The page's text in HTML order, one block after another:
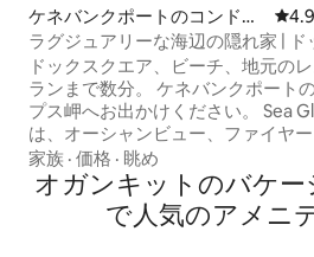
ケネバンクポートのコンドミ
ニアム
レ
ラグジュアリーな海辺の隠れ家 | ド
クエアから数分
ドックスクエア、ビーチ、地元のレ
ランまで数分。 ケネバンクポートのポー
プス岬へお出かけください。 Sea Glass
は、オーシャンビュー、ファイヤ
ト、デザイナーインテリア、季節限
ール、ロケーションを備えた豪華な
ドルームのコンドミニアムです。 ファイ
ヤーピットでリラックスしたり、お
家族 · 価格 · 眺め
オガンキットのバケ
で人気のアメニ